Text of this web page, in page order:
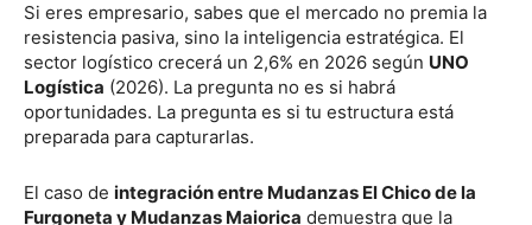
Si eres empresario, sabes que el mercado no premia la
resistencia pasiva, sino la inteligencia estratégica. El
sector logístico crecerá un 2,6% en 2026 según UNO
Logística (2026). La pregunta no es si habrá
oportunidades. La pregunta es si tu estructura está
preparada para capturarlas.
El caso de integración entre Mudanzas El Chico de la
Furgoneta y Mudanzas Maiorica demuestra que la